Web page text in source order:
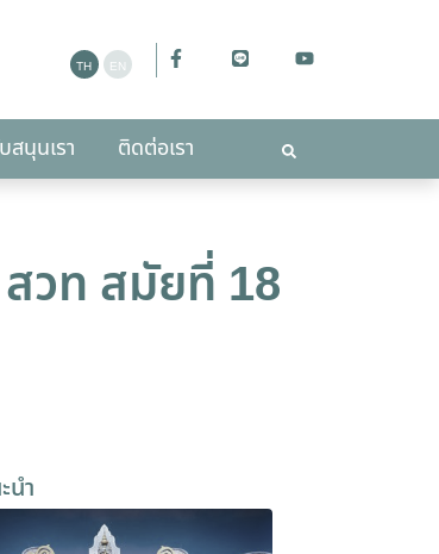
สนุนเรา ติดต่อเรา
สนับสนุนเรา
วท สมัยที่ 18
นำ